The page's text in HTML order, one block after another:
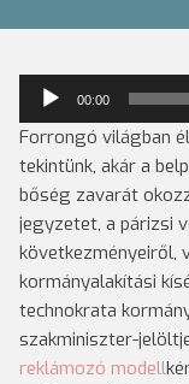
Audió
lejátszó
00:00
Forrongó világban
tekintünk, akár a
bőség zavarát
jegyzetet, a párizsi
következményeiről,
kormányalakítási
technokrata
szakminiszter-
reklámozó modell